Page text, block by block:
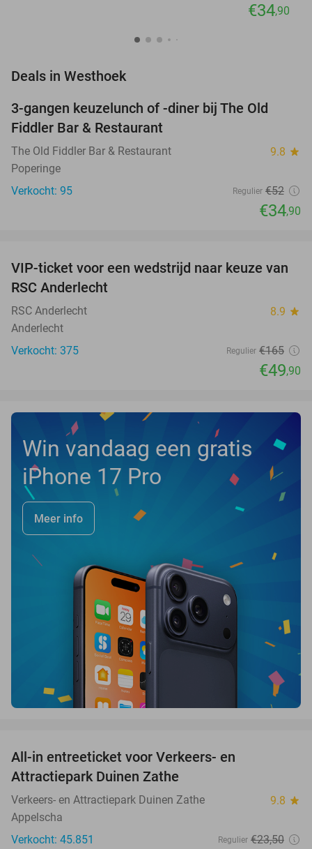
€34,90
Deals in Westhoek
3-gangen keuzelunch of -diner bij The Old
Fiddler Bar & Restaurant
The Old Fiddler Bar & Restaurant 9.8 star
Poperinge
Verkocht: 95
Regulier €52
€34,90
70%
VIP-ticket voor een wedstrijd naar keuze van
RSC Anderlecht
RSC Anderlecht 8.9 star
Anderlecht
Verkocht: 375
Regulier €165
€49,90
Win vandaag een gratis
iPhone 17 Pro
Meer info
All-in entreeticket voor Verkeers- en
Attractiepark Duinen Zathe
Verkeers- en Attractiepark Duinen Zathe 9.8 star
Appelscha
Verkocht: 45.851
Regulier €23,50